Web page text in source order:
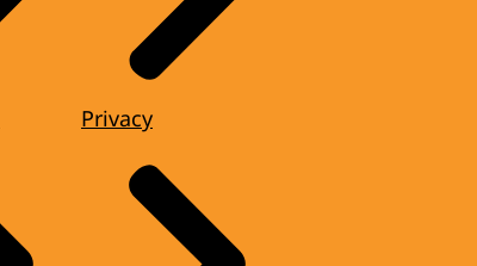
Privacy